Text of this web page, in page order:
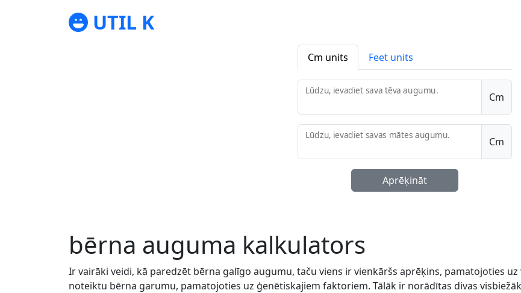
UTIL K
Cm units Feet units
Lūdzu, ievadiet sava tēva augumu.
Cm
Lūdzu, ievadiet savas mātes augumu.
Cm
Aprēķināt
bērna auguma kalkulators
Ir vairāki veidi, kā paredzēt bērna galīgo augumu, taču viens ir vienkāršs aprēķins, pamatojoties
noteiktu bērna garumu, pamatojoties uz ģenētiskajiem faktoriem. Tālāk ir norādītas divas